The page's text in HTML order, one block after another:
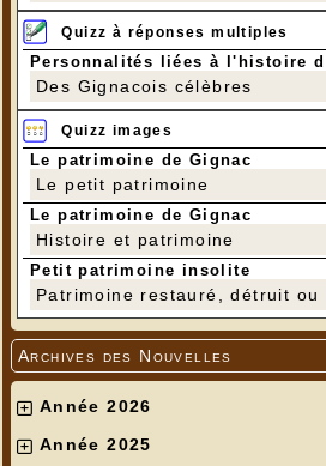
Quizz à réponses multiples
Personnalités liées à l'histoire
Des Gignacois célèbres
Quizz images
Le patrimoine de Gignac
Le petit patrimoine
Le patrimoine de Gignac
Histoire et patrimoine
Petit patrimoine insolite
Patrimoine restauré, détruit ou
Archives des Nouvelles
Année 2026
Année 2025